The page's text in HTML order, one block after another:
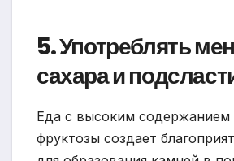
5. Употреблять
сахара и
Еда с высоким содержанием
фруктозы создает